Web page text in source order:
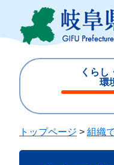
ジ
ュ
くらし
環
じ
トップページ > 組織